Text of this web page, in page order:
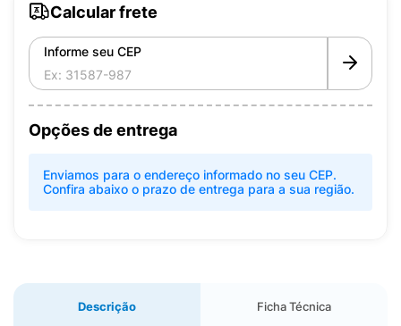
Calcular frete
Informe seu CEP
Opções de entrega
Enviamos para o endereço informado no seu CEP.
Confira abaixo o prazo de entrega para a sua região.
Descrição Ficha Técnica